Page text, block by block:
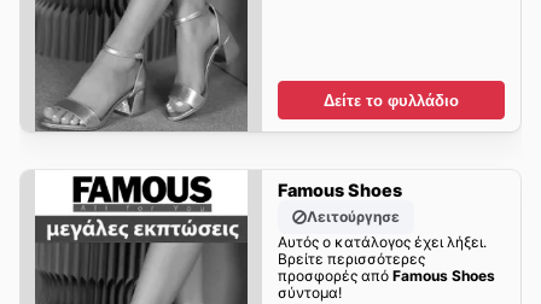
Δείτε το φυλλάδιο
Famous Shoes
Λειτούργησε
Αυτός ο κατάλογος έχει λήξει.
Βρείτε περισσότερες
προσφορές από Famous Shoes
σύντομα!